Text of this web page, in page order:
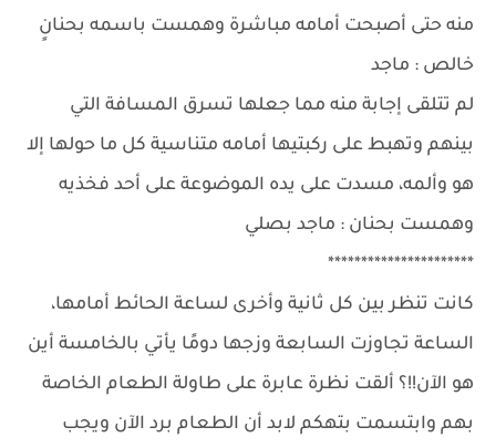
منه حتى أصبحت أمامه مباشرة وهمست باسمه بحنانٍ
خالص : ماجد
لم تتلقى إجابة منه مما جعلها تسرق المسافة التي
بينهم وتهبط على ركبتيها أمامه متناسية كل ما حولها إلا
هو وألمه، مسدت على يده الموضوعة على أحد فخذيه
وهمست بحنان : ماجد بصلي
**********************
كانت تنظر بين كل ثانية وأخرى لساعة الحائط أمامها،
الساعة تجاوزت السابعة وزجها دومًا يأتي بالخامسة أين
هو الآن!!؟ ألقت نظرة عابرة على طاولة الطعام الخاصة
بهم وابتسمت بتهكم لابد أن الطعام برد الآن ويجب